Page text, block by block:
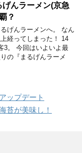
んラーメン(京急
？
げんラーメンへ。 なん
経ってしまった！ 14
3。 今回はいよいよ最
の『まるげんラーメ
ップデート
苔が美味し！